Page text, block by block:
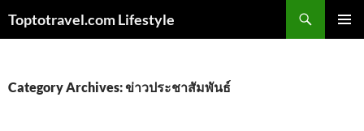
Toptotravel.com Lifestyle
Category Archives: ข่าวประชาสัมพันธ์